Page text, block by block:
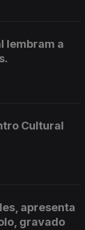
lembram a
Cultural
apresenta
gravado